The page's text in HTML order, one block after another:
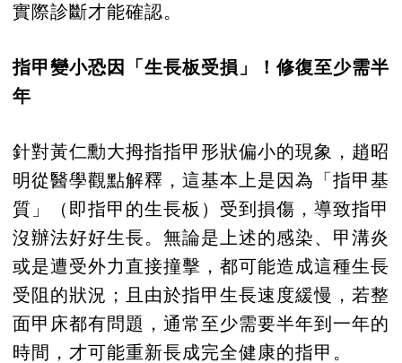
實際診斷才能確認。
指甲變小恐因「生長板受損」！修復至少需半
年
針對黃仁勳大拇指指甲形狀偏小的現象，趙昭
明從醫學觀點解釋，這基本上是因為「指甲基
質」（即指甲的生長板）受到損傷，導致指甲
沒辦法好好生長。無論是上述的感染、甲溝炎
或是遭受外力直接撞擊，都可能造成這種生長
受阻的狀況；且由於指甲生長速度緩慢，若整
面甲床都有問題，通常至少需要半年到一年的
時間，才可能重新長成完全健康的指甲。